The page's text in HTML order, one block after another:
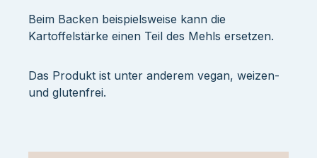
Beim Backen beispielsweise kann die
Kartoffelstärke einen Teil des Mehls ersetzen.
Das Produkt ist unter anderem vegan, weizen-
und glutenfrei.